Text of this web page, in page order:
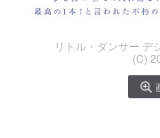
リトル・ダンサー デ
(C) 2000 Tiger